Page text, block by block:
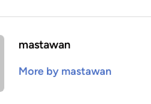
mastawan
More by mastawan